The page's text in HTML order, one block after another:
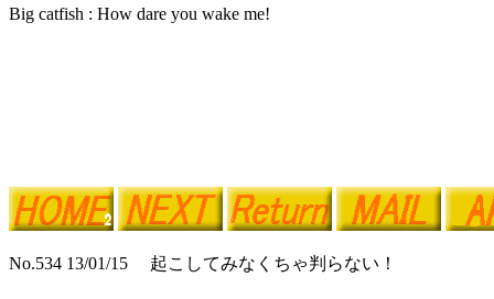
Big catfish : How dare you wake me!
No.534 13/01/15 起こしてみなくちゃ判らない！